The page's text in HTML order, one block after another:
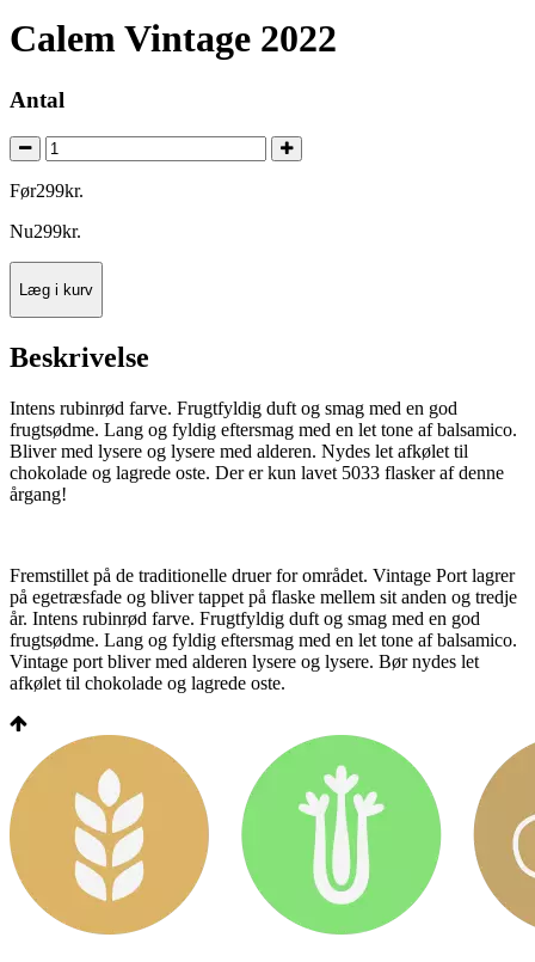
Calem Vintage 2022
Antal
Før299kr.
Nu299kr.
Læg i kurv
Beskrivelse
Intens rubinrød farve. Frugtfyldig duft og smag med en god
frugtsødme. Lang og fyldig eftersmag med en let tone af balsamico.
Bliver med lysere og lysere med alderen. Nydes let afkølet til
chokolade og lagrede oste. Der er kun lavet 5033 flasker af denne
årgang!
Fremstillet på de traditionelle druer for området. Vintage Port lagrer
på egetræsfade og bliver tappet på flaske mellem sit anden og tredje
år. Intens rubinrød farve. Frugtfyldig duft og smag med en god
frugtsødme. Lang og fyldig eftersmag med en let tone af balsamico.
Vintage port bliver med alderen lysere og lysere. Bør nydes let
afkølet til chokolade og lagrede oste.